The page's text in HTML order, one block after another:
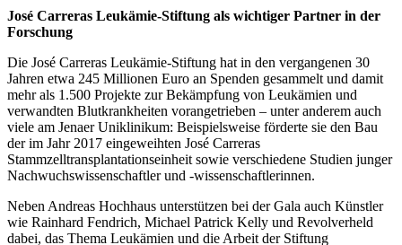
José Carreras Leukämie-Stiftung als wichtiger Partner in der
Forschung
Die José Carreras Leukämie-Stiftung hat in den vergangenen 30
Jahren etwa 245 Millionen Euro an Spenden gesammelt und damit
mehr als 1.500 Projekte zur Bekämpfung von Leukämien und
verwandten Blutkrankheiten vorangetrieben – unter anderem auch
viele am Jenaer Uniklinikum: Beispielsweise förderte sie den Bau
der im Jahr 2017 eingeweihten José Carreras
Stammzelltransplantationseinheit sowie verschiedene Studien junger
Nachwuchswissenschaftler und -wissenschaftlerinnen.
Neben Andreas Hochhaus unterstützen bei der Gala auch Künstler
wie Rainhard Fendrich, Michael Patrick Kelly und Revolverheld
dabei, das Thema Leukämien und die Arbeit der Stiftung